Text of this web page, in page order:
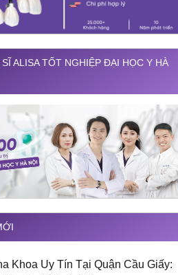
ALISA TỐT NGHIỆP ĐẠI HỌC Y HÀ
Khoa Uy Tín Tại Quận Cầu Giấy: